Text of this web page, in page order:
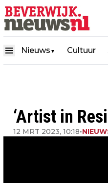
Nieuws ▼ Cultuur
‘Artist in
12 MRT 2023, 10:18•